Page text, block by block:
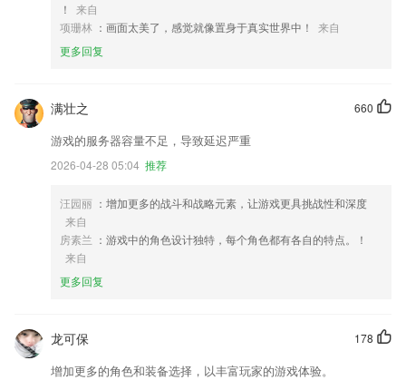
！
来自
项珊林 ：画面太美了，感觉就像置身于真实世界中！
来自
更多回复
660
满壮之
游戏的服务器容量不足，导致延迟严重
2026-04-28 05:04 推荐
汪园丽 ：增加更多的战斗和战略元素，让游戏更具挑战性和深度
来自
房素兰 ：游戏中的角色设计独特，每个角色都有各自的特点。！
来自
更多回复
178
龙可保
增加更多的角色和装备选择，以丰富玩家的游戏体验。